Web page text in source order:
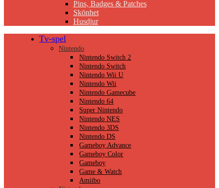
Pins, Badges & Patches
Skönhet
Husdjur
Tv-spel
Nintendo
Nintendo Switch 2
Nintendo Switch
Nintendo Wii U
Nintendo Wii
Nintendo Gamecube
Nintendo 64
Super Nintendo
Nintendo NES
Nintendo 3DS
Nintendo DS
Gameboy Advance
Gameboy Color
Gameboy
Game & Watch
Amiibo